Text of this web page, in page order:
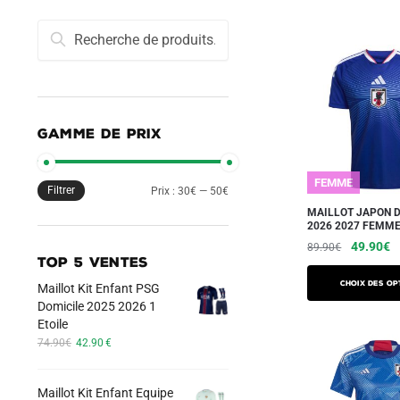
FEMME
MAILLOT JAPON
2026 2027 FEMME
89.90€
Le
prix
initial
était :
49.90€Le
Choix des
produit
plusieurs
variations.
Recherche
pour :
Recherche
GAMME DE PRIX
Filtrer Prix :30€ — 50€
TOP 5 VENTES
Maillot Kit Enfant PSG
Domicile 2025 2026 1
Etoile
74.90€ Le
était :
42.90 €Le
est :
Maillot Kit Enfant Equipe